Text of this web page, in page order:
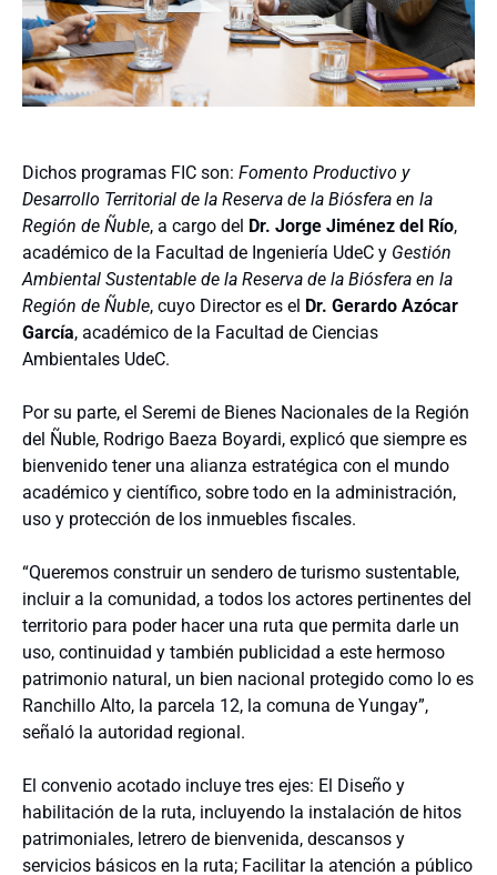
Dichos programas FIC son: Fomento Productivo y
Desarrollo Territorial de la Reserva de la Biósfera en la
Región de Ñuble, a cargo del Dr. Jorge Jiménez del Río,
académico de la Facultad de Ingeniería UdeC y Gestión
Ambiental Sustentable de la Reserva de la Biósfera en la
Región de Ñuble, cuyo Director es el Dr. Gerardo Azócar
García, académico de la Facultad de Ciencias
Ambientales UdeC.
Por su parte, el Seremi de Bienes Nacionales de la Región
del Ñuble, Rodrigo Baeza Boyardi, explicó que siempre es
bienvenido tener una alianza estratégica con el mundo
académico y científico, sobre todo en la administración,
uso y protección de los inmuebles fiscales.
“Queremos construir un sendero de turismo sustentable,
incluir a la comunidad, a todos los actores pertinentes del
territorio para poder hacer una ruta que permita darle un
uso, continuidad y también publicidad a este hermoso
patrimonio natural, un bien nacional protegido como lo es
Ranchillo Alto, la parcela 12, la comuna de Yungay”,
señaló la autoridad regional.
El convenio acotado incluye tres ejes: El Diseño y
habilitación de la ruta, incluyendo la instalación de hitos
patrimoniales, letrero de bienvenida, descansos y
servicios básicos en la ruta; Facilitar la atención a público